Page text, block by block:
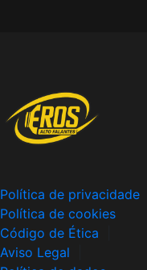
Política de privacidade
Política de cookies
Código de Ética
Aviso Legal